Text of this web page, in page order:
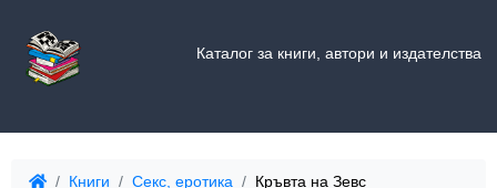
Каталог за книги, автори и издателства
Книги Секс, еротика Кръвта на Зевс